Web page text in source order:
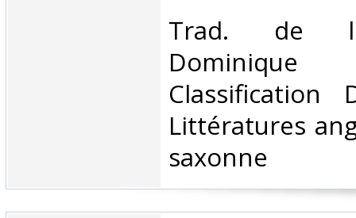
‎Trad. de
Classification
Littératures
saxonne‎